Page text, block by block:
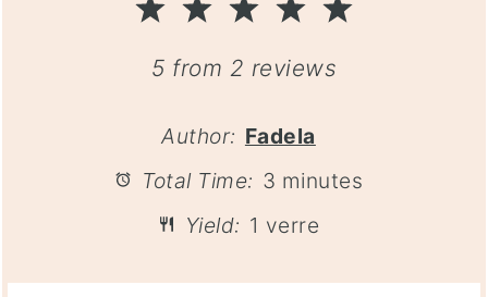
5
4
Stars
3
Stars
2
Stars
1
Star
5 from 2 reviews
Author: Fadela
Total Time: 3 minutes
Yield: 1 verre